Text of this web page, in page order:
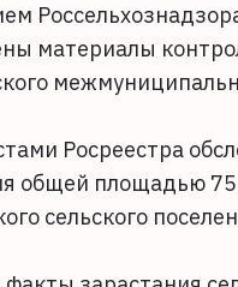
материалы
Росреестра
общей площадью
сельского